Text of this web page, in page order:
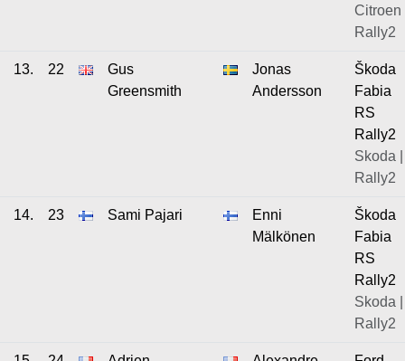
Citroen
Rally2
13. 22
Gus
Greensmith
Jonas
Andersson
Škoda
Fabia
RS
Rally2
Skoda |
Rally2
14. 23 Sami Pajari
Enni
Mälkönen
Škoda
Fabia
RS
Rally2
Skoda |
Rally2